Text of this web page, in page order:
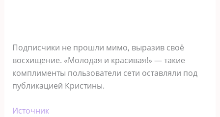
Подписчики не прошли мимо, выразив своё
восхищение. «Молодая и красивая!» — такие
комплименты пользователи сети оставляли под
публикацией Кристины.
Источник